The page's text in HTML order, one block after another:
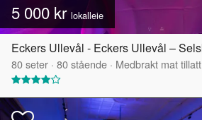
5 000 kr lokalleie
80seter · 80stående · Medbrakt mat tillatt